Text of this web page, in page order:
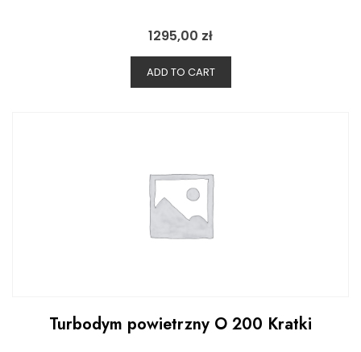
1295,00 zł
ADD TO CART
Turbodym powietrzny O 200 Kratki